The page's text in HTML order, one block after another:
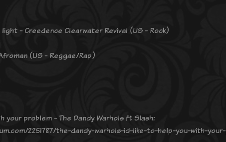
- Creedence Clearwater Revival (US - Rock)
(US - Reggae/Rap)
your problem - The Dandy Warhols ft Slash:
2251787/the-dandy-warhols-id-like-to-help-you-with-